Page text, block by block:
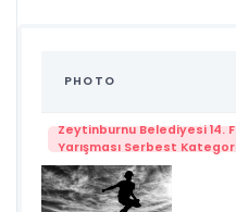
PHOTO
Zeytinburnu Belediyesi 14.
Yarışması Serbest Kategori